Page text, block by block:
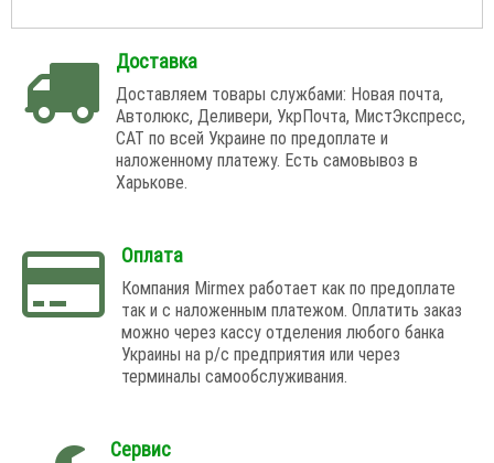
Доставка
Доставляем товары службами: Новая почта,
Автолюкс, Деливери, УкрПочта, МистЭкспресс,
САТ по всей Украине по предоплате и
наложенному платежу. Есть самовывоз в
Харькове.
Оплата
Компания Mirmex работает как по предоплате
так и с наложенным платежом. Оплатить заказ
можно через кассу отделения любого банка
Украины на р/с предприятия или через
терминалы самообслуживания.
Сервис